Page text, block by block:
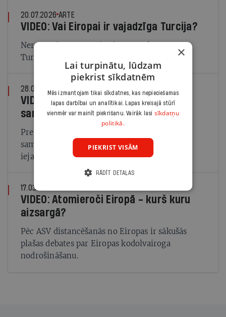
20.07.2026 ARTE
VIDEO: Vai Eiropai ir vajadzīga Turcija?
Neraugoties uz autoritārisma tendencēm,
Turcija ir ES stratēģiskais partneris.
28.07.2025 ARTE
VIDEO: Vai Eiropas mediju brīvība
samazinās?
Preses brīvību Eiropā apdraud finansējuma
samazināšanās, mediju magnāti un politiska
iejaukšanās.
17.03.2025
VIDEO: Atomieroči Eiropā - kurš kuru
aizsargā?
Pēc ASV distancēšanās no Eiropas ir sākušās
plašas debates par Eiropas kodolvairoga
nodrošināšanu.
×
Lai turpinātu, lūdzam
piekrist sīkdatnēm
Mēs izmantojam tikai sīkdatnes, kas nepieciešamas
lapas darbībai un analītikai. Lapas kreisajā stūrī
vienmēr var mainīt piekrišanu. Vairāk lasi sīkdatņu
politikā.
PIEKRIST VISĀM
RĀDĪT DETAĻAS